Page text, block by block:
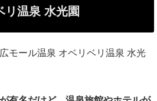
リ温泉 水光園
モール温泉 オベリベリ温泉 水光